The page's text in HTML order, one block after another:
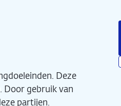
Deze
Door gebruik van
partijen.